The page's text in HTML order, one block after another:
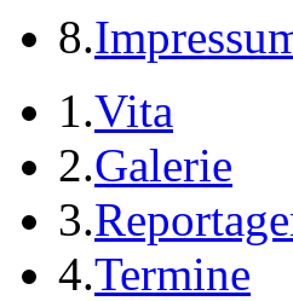
8.
1.Vita
2.Galerie
3.
4.Termine